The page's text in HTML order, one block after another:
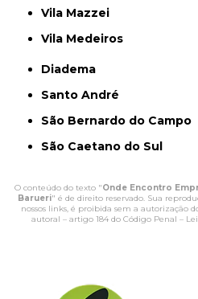
Vila Mazzei
Vila Medeiros
Diadema
Santo André
São Bernardo do Campo
São Caetano do Sul
O conteúdo do texto "Onde Encontro
Barueri" é de direito reservado. Sua
nossos links, é proibida sem a autorização
autoral – artigo 184 do Código Penal –